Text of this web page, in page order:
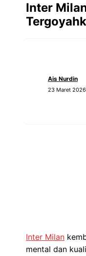
Inter
Ais Nurdin
23 Maret
Inter Milan
mental dan